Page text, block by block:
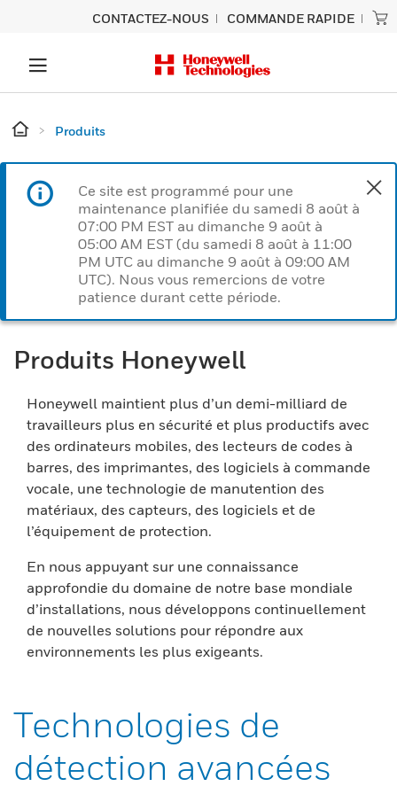
CONTACTEZ-NOUS COMMANDE RAPIDE
Produits
Ce site est programmé pour une
maintenance planifiée du samedi 8 août à
07:00 PM EST au dimanche 9 août à
05:00 AM EST (du samedi 8 août à 11:00
PM UTC au dimanche 9 août à 09:00 AM
UTC). Nous vous remercions de votre
patience durant cette période.
Produits Honeywell
Honeywell maintient plus d’un demi-milliard de
travailleurs plus en sécurité et plus productifs avec
des ordinateurs mobiles, des lecteurs de codes à
barres, des imprimantes, des logiciels à commande
vocale, une technologie de manutention des
matériaux, des capteurs, des logiciels et de
l’équipement de protection.
En nous appuyant sur une connaissance
approfondie du domaine de notre base mondiale
d’installations, nous développons continuellement
de nouvelles solutions pour répondre aux
environnements les plus exigeants.
Technologies de
détection avancées